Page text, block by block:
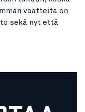
vaatteita on
sekä nyt että